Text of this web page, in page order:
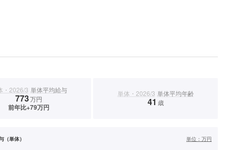
・2026/3 単体平均給与
773万円
前年比+79万円
単体・2026/3 単体平均年齢
41 歳
（単体） 単位： 万円